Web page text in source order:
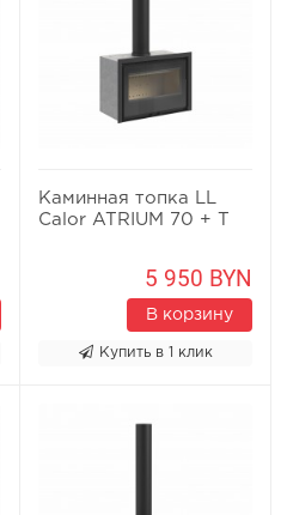
Каминная топка LL
Calor ATRIUM 70 + T
5 950 BYN
В корзину
Купить в 1 клик